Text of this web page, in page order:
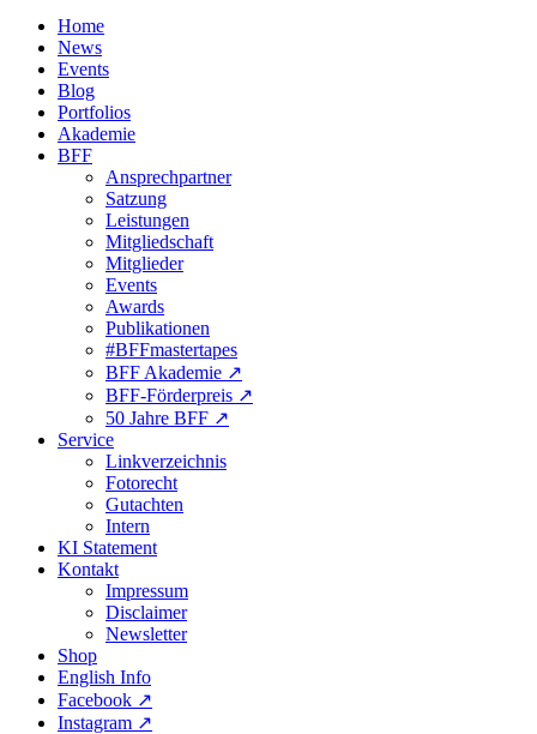
Home
News
Events
Blog
Portfolios
Akademie
BFF
Ansprechpartner
Satzung
Leistungen
Mitgliedschaft
Mitglieder
Events
Awards
Publikationen
#BFFmastertapes
BFF Akademie ↗︎
BFF-Förderpreis ↗︎
50 Jahre BFF ↗︎
Service
Linkverzeichnis
Fotorecht
Gutachten
Intern
KI Statement
Kontakt
Impressum
Disclaimer
Newsletter
Shop
English Info
Facebook ↗︎
Instagram ↗︎